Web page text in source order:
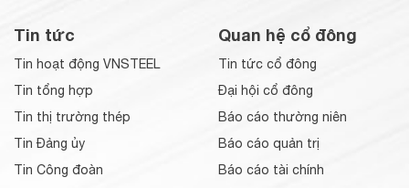
Tin tức
Tin hoạt động VNSTEEL
Tin tổng hợp
Tin thị trường thép
Tin Đảng ủy
Tin Công đoàn
Quan hệ cổ đông
Tin tức cổ đông
Đại hội cổ đông
Báo cáo thường niên
Báo cáo quản trị
Báo cáo tài chính